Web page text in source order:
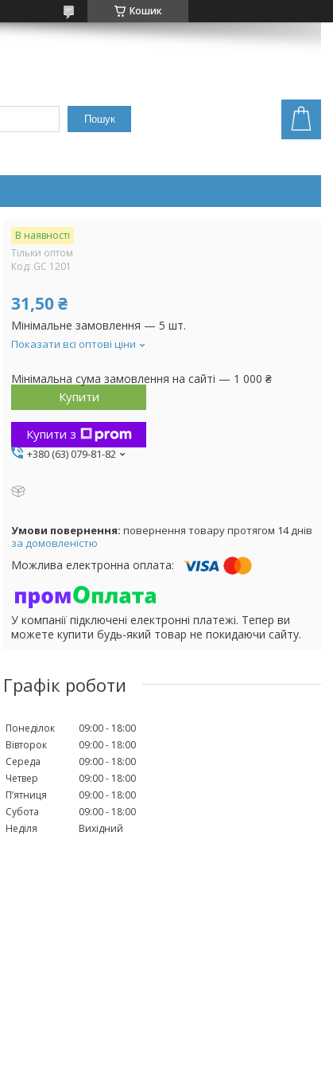
Кошик
Пошук
В наявності
Тільки оптом
Код: GC 1201
31,50 ₴
Мінімальне замовлення — 5 шт.
Показати всі оптові ціни
Мінімальна сума замовлення на сайті — 1 000 ₴
Купити
Купити з
+380 (63) 079-81-82
повернення товару протягом 14 днів
за домовленістю
У компанії підключені електронні платежі. Тепер ви
можете купити будь-який товар не покидаючи сайту.
Графік роботи
Понеділок 09:00
18:00
Вівторок
09:00
18:00
Середа
09:00
18:00
Четвер
09:00
18:00
Пʼятниця
09:00
18:00
Субота
09:00
18:00
Неділя
Вихідний